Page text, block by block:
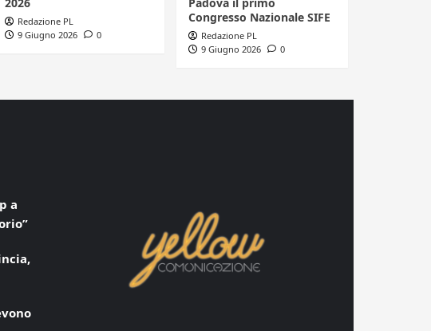
Redazione PL
9 Giugno 2026
0
Congresso Nazionale SIFE
Redazione PL
9 Giugno 2026
0
a